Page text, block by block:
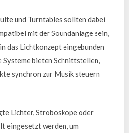
und Turntables sollten dabei
mit der Soundanlage sein,
das Lichtkonzept eingebunden
Systeme bieten Schnittstellen,
synchron zur Musik steuern
Lichter, Stroboskope oder
eingesetzt werden, um